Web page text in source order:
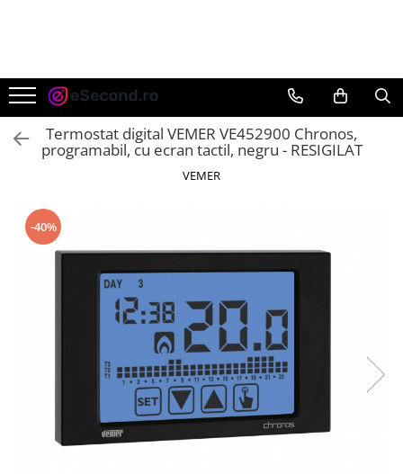
Auto Moto
Accesorii Auto
Anvelope & Jante
Electronice Auto
Intretinere & Cosmetica auto
Reparatii si echipamente auto
Trotinete electrice
Casa, Gradina & Bricolaj
Bucatarie & Servire
Curatenie si intretinere
Termostat digital VEMER VE452900 Chronos,
programabil, cu ecran tactil, negru - RESIGILAT
VEMER
-40%